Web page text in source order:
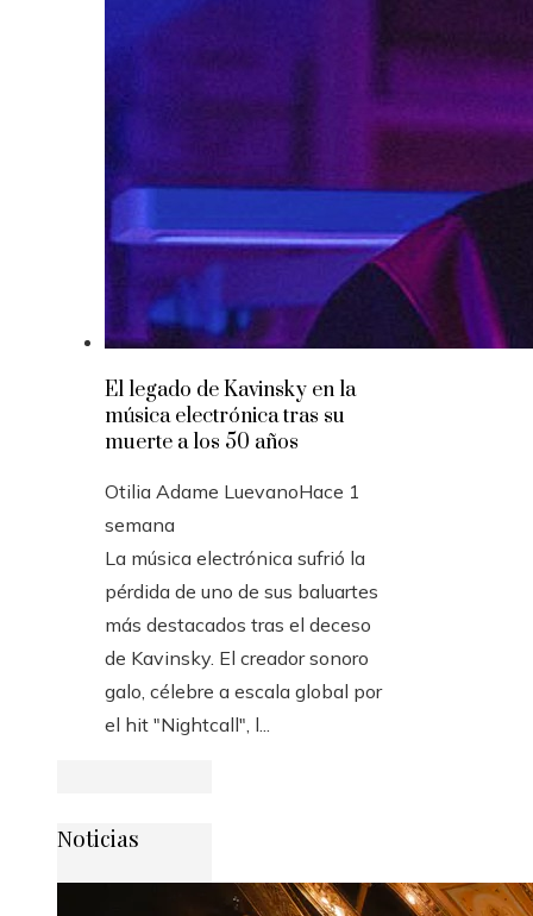
El legado de Kavinsky en la
música electrónica tras su
muerte a los 50 años
Otilia Adame LuevanoHace 1
semana
La música electrónica sufrió la
pérdida de uno de sus baluartes
más destacados tras el deceso
de Kavinsky. El creador sonoro
galo, célebre a escala global por
el hit "Nightcall", l...
Noticias